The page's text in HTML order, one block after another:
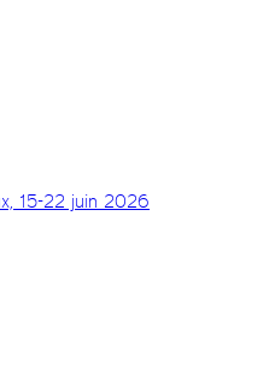
15-22 juin 2026